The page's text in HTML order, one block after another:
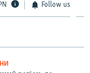
Follow us